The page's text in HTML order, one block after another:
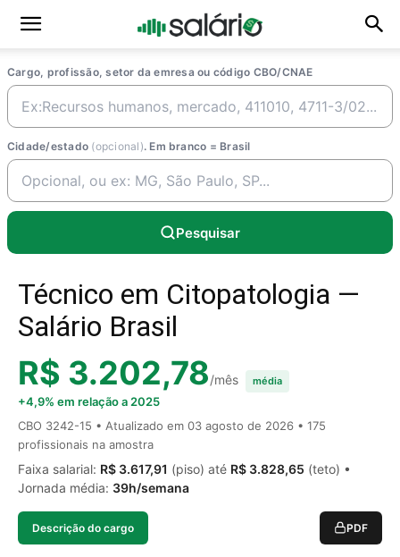
Cargo, profissão, setor da emresa ou código CBO/CNAE
Cidade/estado (opcional). Em branco = Brasil
Pesquisar
Técnico em Citopatologia —
Salário Brasil
R$ 3.202,78/mês média
+4,9% em relação a 2025
CBO 3242-15 • Atualizado em 03 agosto de 2026 • 175
profissionais na amostra
Faixa salarial: R$ 3.617,91 (piso) até R$ 3.828,65 (teto) •
Jornada média: 39h/semana
Descrição do cargo PDF